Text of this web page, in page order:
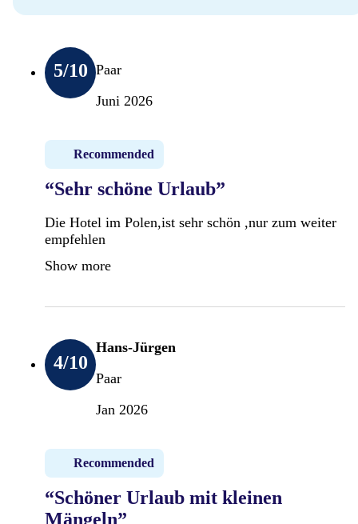
5/10 Paar
Juni 2026
Recommended
“Sehr schöne Urlaub”
Die Hotel im Polen,ist sehr schön ,nur zum weiter
empfehlen
Show more
4/10
Hans-Jürgen
Paar
Jan 2026
Recommended
“Schöner Urlaub mit kleinen
Mängeln”